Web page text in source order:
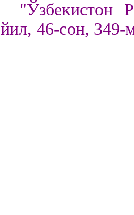
"Ўзбекистон
йил, 46-сон, 349-